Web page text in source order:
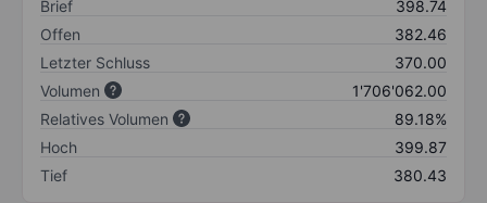
Brief
398.74
Offen
382.46
Letzter Schluss
370.00
Volumen
1'706'062.00
Relatives Volumen
89.18%
Hoch
399.87
Tief
380.43